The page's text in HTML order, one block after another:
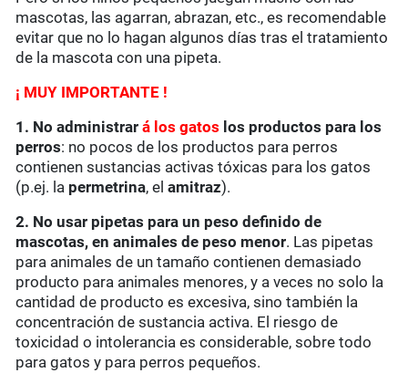
mascotas, las agarran, abrazan, etc., es recomendable
evitar que no lo hagan algunos días tras el tratamiento
de la mascota con una pipeta.
¡ MUY IMPORTANTE !
1. No administrará los gatos los productos para los
perros: no pocos de los productos para perros
contienen sustancias activas tóxicas para los gatos
(p.ej. la permetrina, elamitraz).
2. No usar pipetas para un peso definido de
mascotas, en animales de peso menor. Las pipetas
para animales de un tamaño contienen demasiado
producto para animales menores, y a veces no solo la
cantidad de producto es excesiva, sino también la
concentración de sustancia activa. El riesgo de
toxicidad o intolerancia es considerable, sobre todo
para gatos y para perros pequeños.